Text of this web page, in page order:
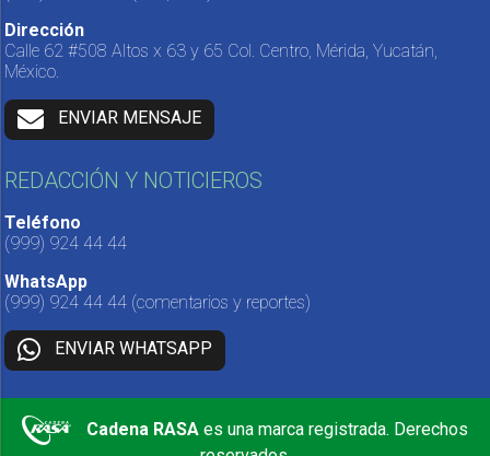
Dirección
Calle 62 #508 Altos x 63 y 65 Col. Centro, Mérida, Yucatán,
México.
ENVIAR MENSAJE
REDACCIÓN Y NOTICIEROS
Teléfono
(999) 924 44 44
WhatsApp
(999) 924 44 44 (comentarios y reportes)
ENVIAR WHATSAPP
Cadena RASA es una marca registrada. Derechos